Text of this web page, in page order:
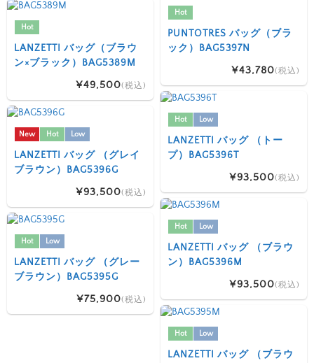
Hot
PUNTOTRES バッグ（ブラ
ック）BAG5397N
¥43,780(税込)
Hot
LANZETTI バッグ（ブラウ
ン×ブラック）BAG5389M
¥49,500(税込)
Hot Low
LANZETTI バッグ （トー
プ）BAG5396T
¥93,500(税込)
New Hot Low
LANZETTI バッグ （グレイ
ブラウン）BAG5396G
¥93,500(税込)
Hot Low
LANZETTI バッグ （ブラウ
ン）BAG5396M
¥93,500(税込)
Hot Low
LANZETTI バッグ （グレー
ブラウン）BAG5395G
¥75,900(税込)
Hot Low
LANZETTI バッグ （ブラウ